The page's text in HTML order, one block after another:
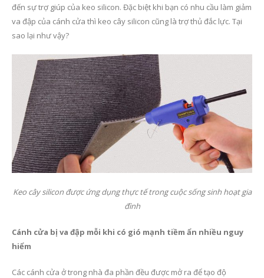
đến sự trợ giúp của keo silicon. Đặc biệt khi bạn có nhu cầu làm giảm
va đập của cánh cửa thì keo cây silicon cũng là trợ thủ đắc lực. Tại
sao lại như vậy?
Keo cây silicon được ứng dụng thực tế trong cuộc sống sinh hoạt gia
đình
Cánh cửa bị va đập mỗi khi có gió mạnh tiềm ẩn nhiều nguy
hiểm
Các cánh cửa ở trong nhà đa phần đều được mở ra để tạo độ